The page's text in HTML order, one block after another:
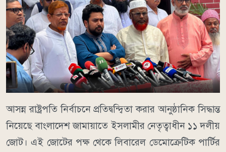
আসন্ন রাষ্ট্রপতি নির্বাচনে প্রতিদ্বন্দ্বিতা করার আনুষ্ঠানিক সিদ্ধান্ত
নিয়েছে বাংলাদেশ জামায়াতে ইসলামীর নেতৃত্বাধীন ১১ দলীয়
জোট। এই জোটের পক্ষ থেকে লিবারেল ডেমোক্রেটিক পার্টির